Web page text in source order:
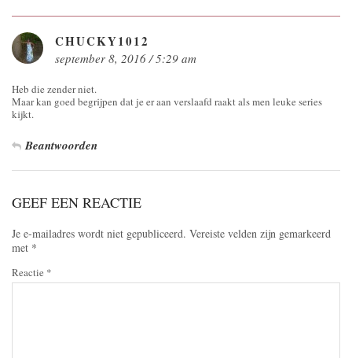
CHUCKY1012
september 8, 2016 / 5:29 am
Heb die zender niet.
Maar kan goed begrijpen dat je er aan verslaafd raakt als men leuke series
kijkt.
Beantwoorden
GEEF EEN REACTIE
Je e-mailadres wordt niet gepubliceerd. Vereiste velden zijn gemarkeerd
met *
Reactie *